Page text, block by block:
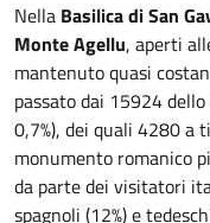
Nella Basilica di San
Monte Agellu, aperti
mantenuto quasi
passato dai 15924
0,7%), dei quali 4280 a
monumento romanico
da parte dei visitatori
spagnoli (12%) e